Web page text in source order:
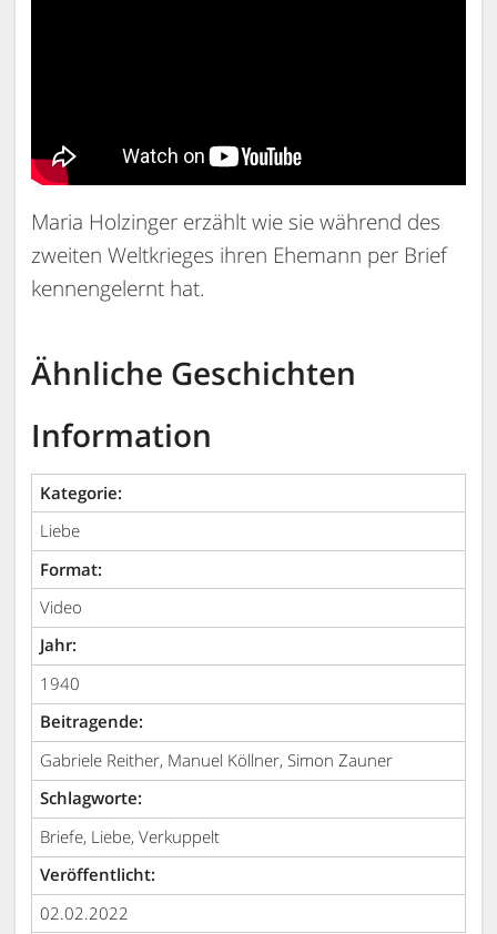
Maria Holzinger erzählt wie sie während des
zweiten Weltkrieges ihren Ehemann per Brief
kennengelernt hat.
Ähnliche Geschichten
Information
Kategorie:
Liebe
Format:
Video
Jahr:
1940
Beitragende:
Gabriele Reither, Manuel Köllner, Simon Zauner
Schlagworte:
Briefe, Liebe, Verkuppelt
Veröffentlicht:
02.02.2022